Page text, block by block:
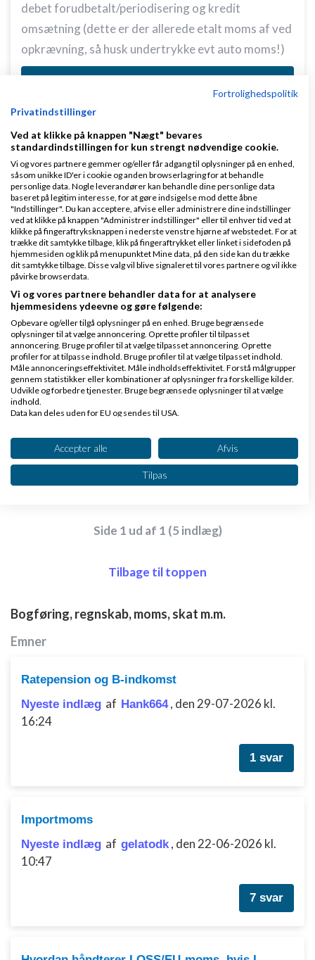
debet forudbetalt/periodisering og kredit
omsætning (dette er der allerede etalt moms af ved
opkrævning, så husk undertrykke evt auto moms!)
Cookie - John HannoverSkrevet25-01-2015
22:37
Cef:
Du får det forlerte fortegn på her (debet/kredit)
ja vist tak - men ellers har vi samme metode
Jeg
kan ikke selv finde ud af at undertrykke moms i min
test
Svar
Venligst John Hannover - Gode råd på Ivæksætter bloggen
Side 1 ud af 1 (5 indlæg)
Tilbage til toppen
Bogføring, regnskab, moms, skat m.m.
Emner
Ratepension og B-indkomst
Nyeste indlæg af Hank664 , den 29-07-2026 kl.
16:24
1 svar
Importmoms
Nyeste indlæg af gelatodk , den 22-06-2026 kl.
10:47
7 svar
Fortrolighedspolitik
Privatindstillinger
Ved at klikke på knappen "Nægt" bevares
standardindstillingen for kun strengt nødvendige cookie.
Vi og vores partnere gemmer og/eller får adgang til oplysninger på en enhed,
såsom unikke ID'er i cookie og anden browserlagring for at behandle
personlige data. Nogle leverandører kan behandle dine personlige data
baseret på legitim interesse, for at gøre indsigelse mod dette åbne
"Indstillinger". Du kan acceptere, afvise eller administrere dine indstillinger
ved at klikke på knappen "Administrer indstillinger" eller til enhver tid ved at
klikke på fingeraftryksknappen i nederste venstre hjørne af webstedet. For at
trække dit samtykke tilbage, klik på fingeraftrykket eller linket i sidefoden på
hjemmesiden og klik på menupunktet Mine data, på den side kan du trække
dit samtykke tilbage. Disse valg vil blive signaleret til vores partnere og vil ikke
påvirke browserdata.
Vi og vores partnere behandler data for at analysere
hjemmesidens ydeevne og gøre følgende:
Opbevare og/eller tilgå oplysninger på en enhed. Bruge begrænsede
oplysninger til at vælge annoncering. Oprette profiler til tilpasset
annoncering. Bruge profiler til at vælge tilpasset annoncering. Oprette
profiler for at tilpasse indhold. Bruge profiler til at vælge tilpasset indhold.
Måle annonceringseffektivitet. Måle indholdseffektivitet. Forstå målgrupper
gennem statistikker eller kombinationer af oplysninger fra forskellige kilder.
Udvikle og forbedre tjenester. Bruge begrænsede oplysninger til at vælge
indhold.
Data kan deles uden for EU og sendes til USA.
Se partnerliste (2 IAB-leverandører)
Vi bruger dine data til følgende formål:
IAB's behandlingsformål:
Bruge profiler til at vælge tilpasset
Bruge profiler til at vælge tilpasset indhold
Måle annonceringseffektivitet
Udvikle og forbedre tjenester
Bruge begrænsede oplysninger til at vælge
indhold
Identificere enheder baseret på aktivt
Accepter alle Afvis
Tilpas